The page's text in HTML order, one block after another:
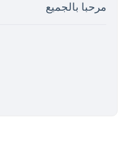
مرحبا بالجميع